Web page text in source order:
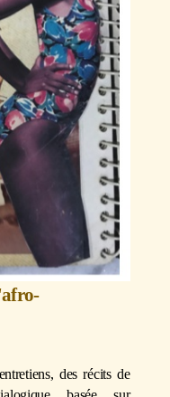
des récits de